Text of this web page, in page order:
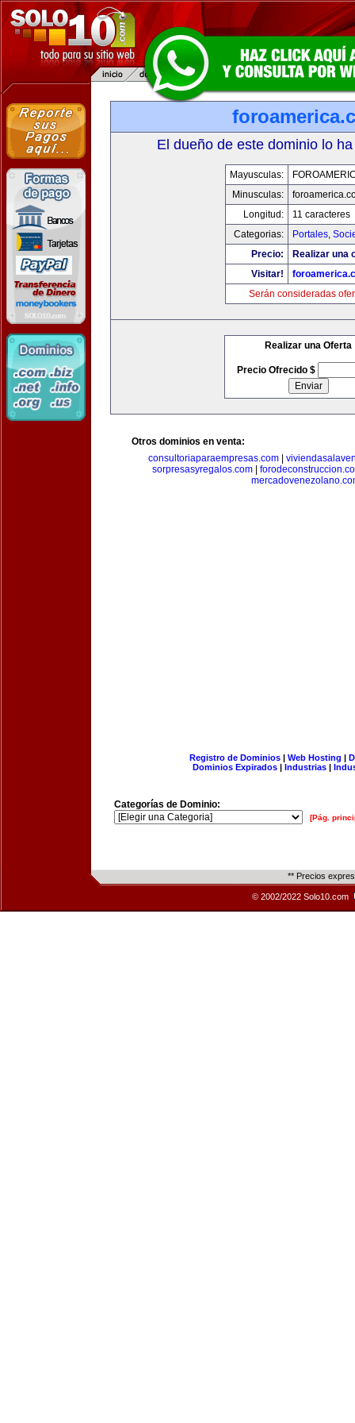
El dueño de este dominio lo
Mayusculas:
Minusculas:
Longitud:
11 caracteres
Categorias:
Portales,
Precio:
Realizar una
Visitar!
Serán consideradas
Realizar una Oferta
Precio Ofrecido $
Otros dominios en venta:
consultoriaparaempresas.com|
sorpresasyregalos.com|
Registro de Dominios| Web Hosting |
Dominios Expirados | Industrias |
Categorías de Dominio:
[Pág.
** Precios
© 2002/2022 Solo10.com